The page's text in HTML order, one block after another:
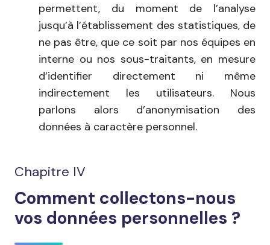
permettent, du moment de l’analyse
jusqu’à l’établissement des statistiques, de
ne pas être, que ce soit par nos équipes en
interne ou nos sous-traitants, en mesure
d’identifier directement ni même
indirectement les utilisateurs. Nous
parlons alors d’anonymisation des
données à caractère personnel.
Chapitre IV
Comment collectons-nous
vos données personnelles ?